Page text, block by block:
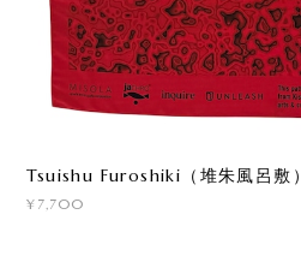
Tsuishu Furoshiki（堆朱風呂敷）
¥7,700